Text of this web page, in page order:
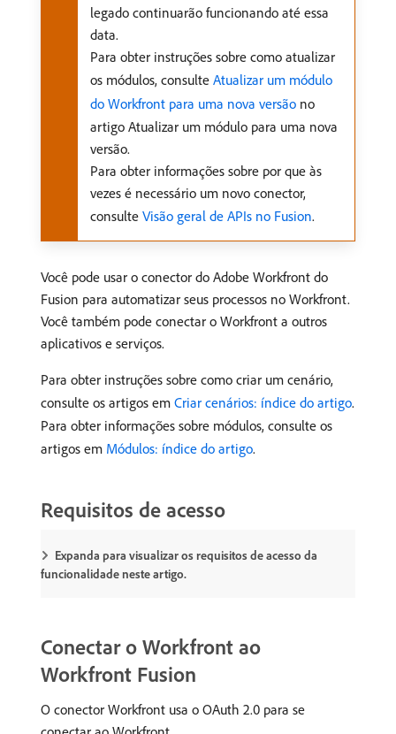
legado continuarão funcionando até essa
data.
Para obter instruções sobre como atualizar
os módulos, consulte Atualizar um módulo
do Workfront para uma nova versão no
artigo Atualizar um módulo para uma nova
versão.
Para obter informações sobre por que às
vezes é necessário um novo conector,
consulte Visão geral de APIs no Fusion.
Você pode usar o conector do Adobe Workfront do
Fusion para automatizar seus processos no Workfront.
Você também pode conectar o Workfront a outros
aplicativos e serviços.
Para obter instruções sobre como criar um cenário,
consulte os artigos em Criar cenários: índice do artigo.
Para obter informações sobre módulos, consulte os
artigos em Módulos: índice do artigo.
Requisitos de acesso
Expanda para visualizar os requisitos de acesso da
funcionalidade neste artigo.
Conectar o Workfront ao
Workfront Fusion
O conector Workfront usa o OAuth 2.0 para se